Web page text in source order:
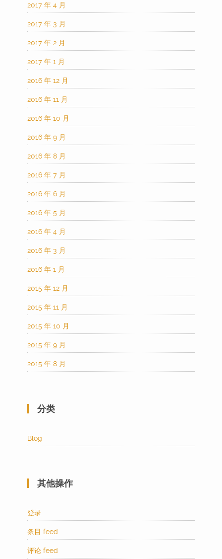
2017 年 4 月
2017 年 3 月
2017 年 2 月
2017 年 1 月
2016 年 12 月
2016 年 11 月
2016 年 10 月
2016 年 9 月
2016 年 8 月
2016 年 7 月
2016 年 6 月
2016 年 5 月
2016 年 4 月
2016 年 3 月
2016 年 1 月
2015 年 12 月
2015 年 11 月
2015 年 10 月
2015 年 9 月
2015 年 8 月
分类
Blog
其他操作
登录
条目 feed
评论 feed